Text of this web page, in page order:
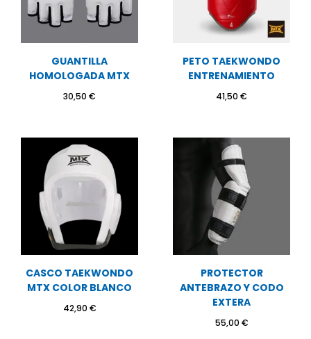
GUANTILLA
HOMOLOGADA MTX
30,50 €
PETO TAEKWONDO
ENTRENAMIENTO
41,50 €
CASCO TAEKWONDO
MTX COLOR BLANCO
42,90 €
PROTECTOR
ANTEBRAZO Y CODO
EXTERA
55,00 €